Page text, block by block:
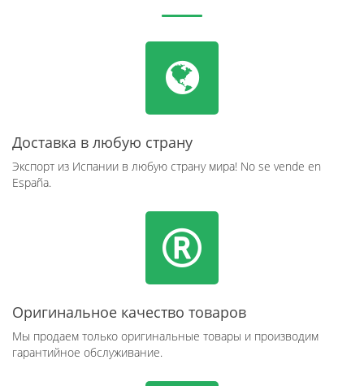
Доставка в любую страну
Экспорт из Испании в любую страну мира! No se vende en
España.
Оригинальное качество товаров
Мы продаем только оригинальные товары и производим
гарантийное обслуживание.